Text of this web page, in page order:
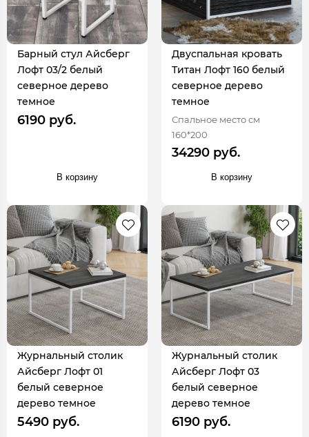
Барный стул Айсберг
Лофт 03/2 белый
северное дерево
темное
6190 руб.
В корзину
Двуспальная кровать
Титан Лофт 160 белый
северное дерево
темное
Спальное место см
160*200
34290 руб.
В корзину
Журнальный столик
Айсберг Лофт 01
белый северное
дерево темное
5490 руб.
Журнальный столик
Айсберг Лофт 03
белый северное
дерево темное
6190 руб.